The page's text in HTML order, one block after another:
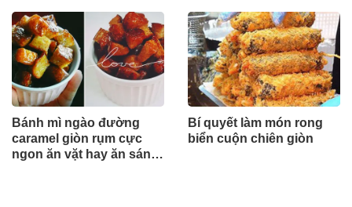
Bánh mì ngào đường
caramel giòn rụm cực
ngon ăn vặt hay ăn sáng
Bí quyết làm món rong
biển cuộn chiên giòn